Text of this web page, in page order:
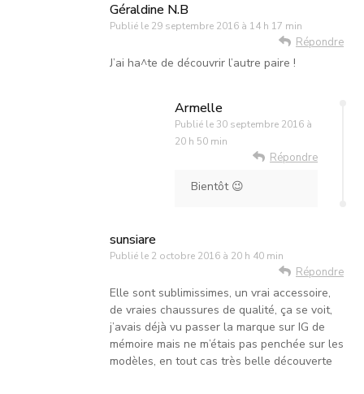
Géraldine N.B
Publié le 29 septembre 2016 à 14 h 17 min
Répondre
J’ai ha^te de découvrir l’autre paire !
Armelle
Publié le 30 septembre 2016 à
20 h 50 min
Répondre
Bientôt 😉
sunsiare
Publié le 2 octobre 2016 à 20 h 40 min
Répondre
Elle sont sublimissimes, un vrai accessoire,
de vraies chaussures de qualité, ça se voit,
j’avais déjà vu passer la marque sur IG de
mémoire mais ne m’étais pas penchée sur les
modèles, en tout cas très belle découverte